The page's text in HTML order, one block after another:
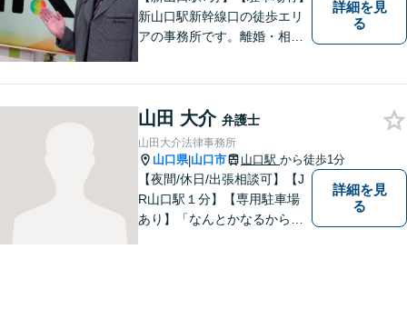
新山口駅新幹線口の徒歩エリ
アの事務所です。離婚・相続
になることがあれば、おたず
ねください。
詳細を見
る
山田 大介 弁護士
山田大介法律事務所
山口県|山口市 山口駅 から徒歩1分
【夜間/休日/出張相談可】【J
R山口駅１分】【専用駐車場
あり】「なんとかなるから大
詳細を見
る